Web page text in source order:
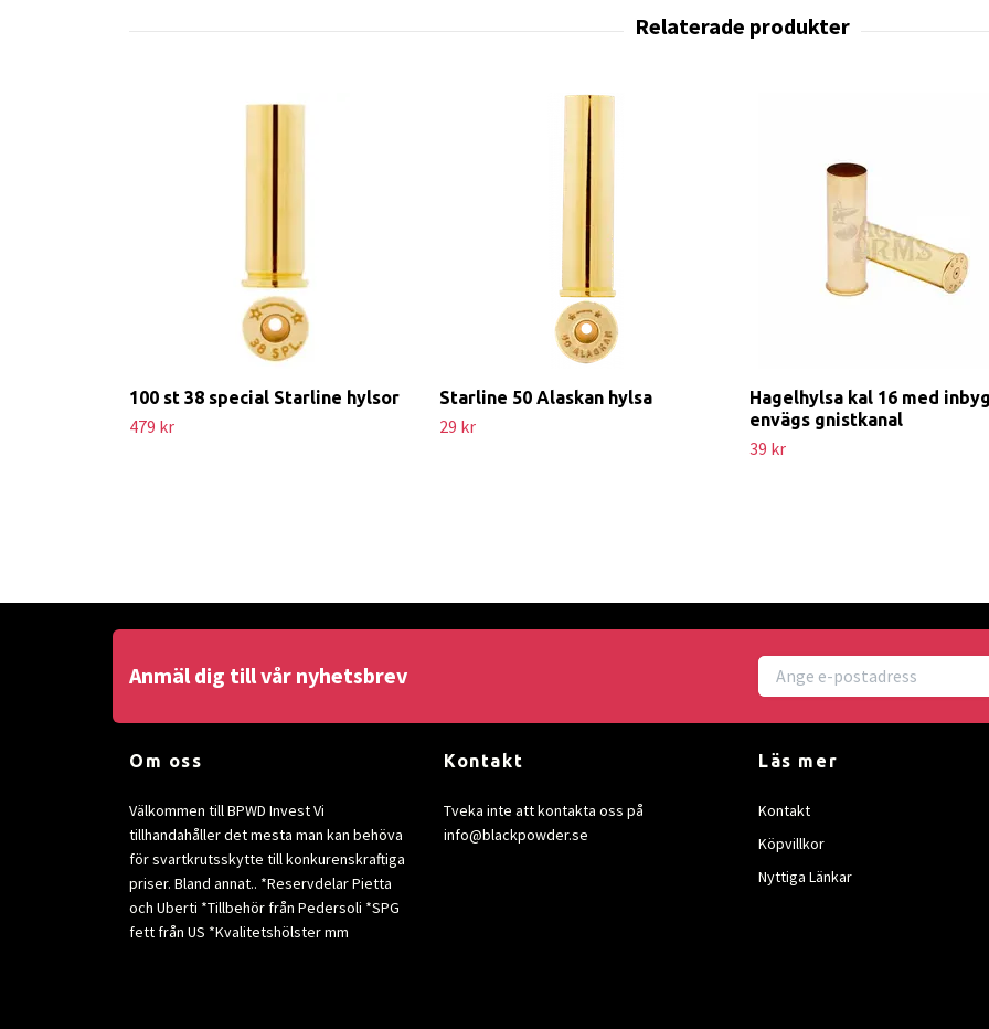
100 st 38 special Starline hylsor
479 kr
Starline 50 Alaskan hylsa
29 kr
Hagelhylsa kal 16 med
envägs gnistkanal
39 kr
Anmäl dig till vår nyhetsbrev
Om oss
Välkommen till BPWD Invest Vi
tillhandahåller det mesta man kan behöva
för svartkrutsskytte till konkurenskraftiga
priser. Bland annat.. *Reservdelar Pietta
och Uberti *Tillbehör från Pedersoli *SPG
fett från US *Kvalitetshölster mm
Kontakt
Tveka inte att kontakta oss på
info@blackpowder.se
Läs mer
Kontakt
Köpvillkor
Nyttiga Länkar